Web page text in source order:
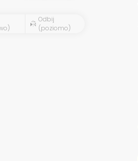
Odbij
(poziomo)